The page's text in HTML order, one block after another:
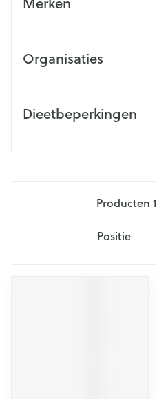
Organisaties
Dieetbeperkingen
Producten 1
Sorteer op: